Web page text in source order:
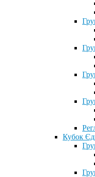
Кубок